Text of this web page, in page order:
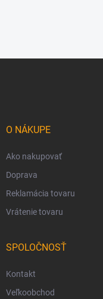
O NÁKUPE
Ako nakupovať
Doprava
Reklamácia tovaru
Vrátenie tovaru
SPOLOČNOSŤ
Kontakt
Veľkoobchod